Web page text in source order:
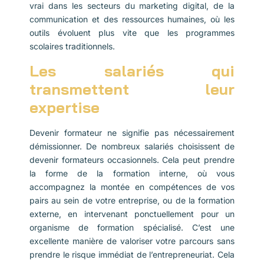
vrai dans les secteurs du marketing digital, de la
communication et des ressources humaines, où les
outils évoluent plus vite que les programmes
scolaires traditionnels.
Les salariés qui
transmettent leur
expertise
Devenir formateur ne signifie pas nécessairement
démissionner. De nombreux salariés choisissent de
devenir formateurs occasionnels. Cela peut prendre
la forme de la formation interne, où vous
accompagnez la montée en compétences de vos
pairs au sein de votre entreprise, ou de la formation
externe, en intervenant ponctuellement pour un
organisme de formation spécialisé. C’est une
excellente manière de valoriser votre parcours sans
prendre le risque immédiat de l’entrepreneuriat. Cela